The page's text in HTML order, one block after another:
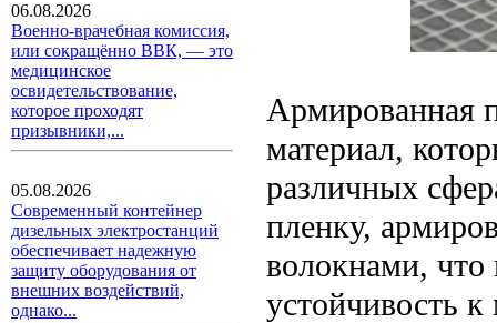
06.08.2026
Военно-врачебная комиссия,
или сокращённо ВВК, — это
медицинское
освидетельствование,
которое проходят
призывники,...
05.08.2026
Современный контейнер
дизельных электростанций
обеспечивает надежную
защиту оборудования от
внешних воздействий,
однако...
Армированная
материал,
различных
пленку,
волокнами,
устойчивость